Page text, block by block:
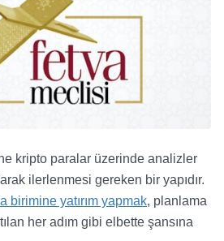
kripto paralar üzerinde analizler
ilerlenmesi gereken bir yapıdır.
birimine yatırım yapmak, planlama
her adım gibi elbette şansına